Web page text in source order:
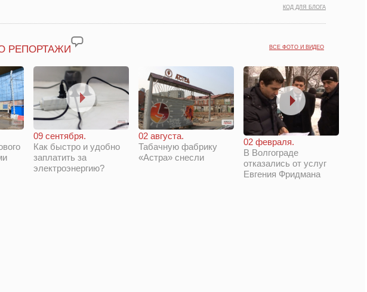
КОД ДЛЯ БЛОГА
ВСЕ ФОТО И ВИДЕО
РЕПОРТАЖИ
09 сентября.
Как быстро и удобно
заплатить за
электроэнергию?
02 августа.
Табачную фабрику
«Астра» снесли
02 февраля.
В Волгограде
отказались от услуг
Евгения Фридмана